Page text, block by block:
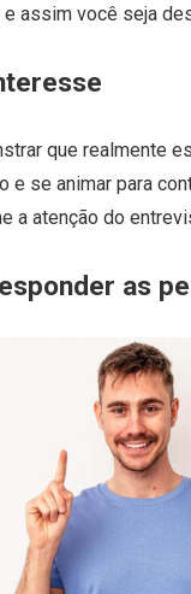
e assim você seja
que realmente
e se animar para
a atenção do
as